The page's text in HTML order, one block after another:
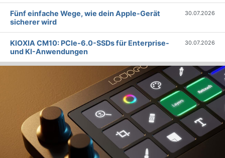
Fünf einfache Wege, wie dein Apple-Gerät
sicherer wird
30.07.2026
KIOXIA CM10: PCIe-6.0-SSDs für Enterprise-
und KI-Anwendungen
30.07.2026